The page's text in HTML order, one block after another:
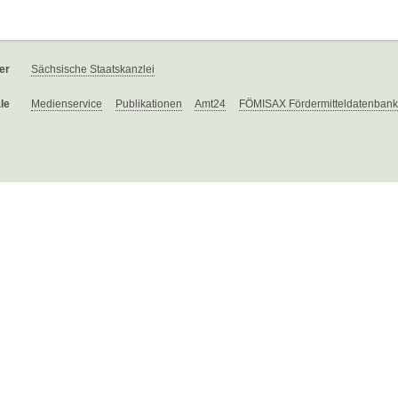
Sächsische Staatskanzlei
Medienservice Publikationen Amt24 FÖMISAX Fördermitteldatenbank